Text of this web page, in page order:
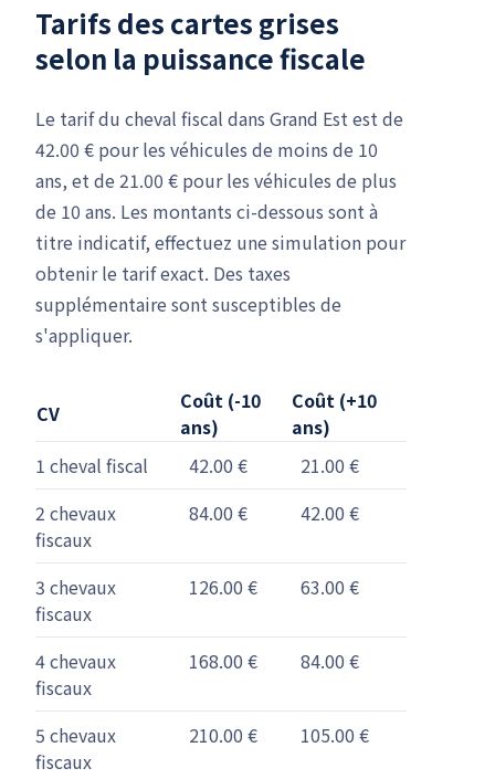
Tarifs des cartes grises
selon la puissance fiscale
Le tarif du cheval fiscal dans Grand Est est de
42.00 € pour les véhicules de moins de 10
ans, et de 21.00 € pour les véhicules de plus
de 10 ans. Les montants ci-dessous sont à
titre indicatif, effectuez une simulation pour
obtenir le tarif exact. Des taxes
supplémentaire sont susceptibles de
s'appliquer.
CV
Coût (-10
ans)
Coût (+10
ans)
1 cheval fiscal
42.00 €
21.00 €
2 chevaux
fiscaux
84.00 € 42.00 €
3 chevaux
fiscaux
126.00 € 63.00 €
4 chevaux
fiscaux
168.00 € 84.00 €
5 chevaux
fiscaux
210.00 € 105.00 €